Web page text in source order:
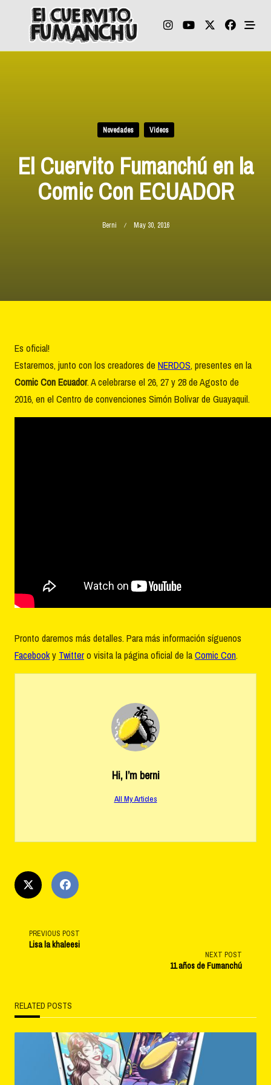
content
Novedades Videos
El Cuervito Fumanchú en la
Comic Con ECUADOR
Berni May 30, 2016
Es oficial!
Estaremos, junto con los creadores de NERDOS, presentes en la
Comic Con Ecuador. A celebrarse el 26, 27 y 28 de Agosto de
2016, en el Centro de convenciones Simón Bolívar de Guayaquil.
Pronto daremos más detalles. Para más información síguenos
Facebooky Twittero visita la página oficial de laComic Con.
Hi, I’m berni
All My Articles
<span
screen-
reader-
text">Page</span>
PREVIOUS POST
Lisa la khaleesi
NEXT POST
11 años de Fumanchú
RELATED POSTS